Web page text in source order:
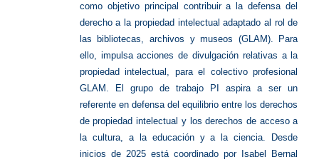
como objetivo principal contribuir a la defensa del
derecho a la propiedad intelectual adaptado al rol de
las bibliotecas, archivos y museos (GLAM). Para
ello, impulsa acciones de divulgación relativas a la
propiedad intelectual, para el colectivo profesional
GLAM. El grupo de trabajo PI aspira a ser un
referente en defensa del equilibrio entre los derechos
de propiedad intelectual y los derechos de acceso a
la cultura, a la educación y a la ciencia. Desde
inicios de 2025 está coordinado por Isabel Bernal